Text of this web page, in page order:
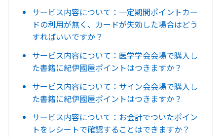
サービス内容について：一定期間ポイントカー
ドの利用が無く、カードが失効した場合はどう
すればいいですか？
サービス内容について：医学学会会場で購入し
た書籍に紀伊國屋ポイントはつきますか？
サービス内容について：サイン会会場で購入し
た書籍に紀伊國屋ポイントはつきますか？
サービス内容について：お会計でついたポイン
トをレシートで確認することはできますか？